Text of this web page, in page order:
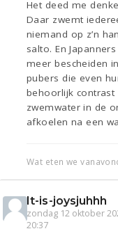
Het deed me
Daar zwemt
niemand op z’n
salto. En
meer bescheiden
pubers die even
behoorlijk contrast
zwemwater in de
afkoelen na een
Wat eten we
It-is-joysjuhhh
zondag 12 oktober
20:37